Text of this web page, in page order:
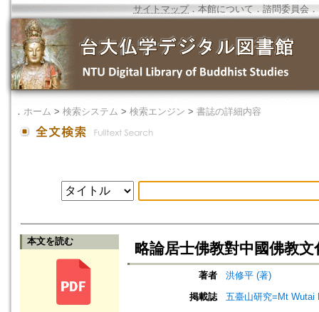
サイトマップ．本館について ． 諮問委員会 ．
． ホーム > 検索システム > 検索エンジン > 書誌の詳細内容
本文を読む 略論居士佛教對中國佛教文
著者
洪修平 (著)
掲載誌
五臺山研究=Mt Wutai